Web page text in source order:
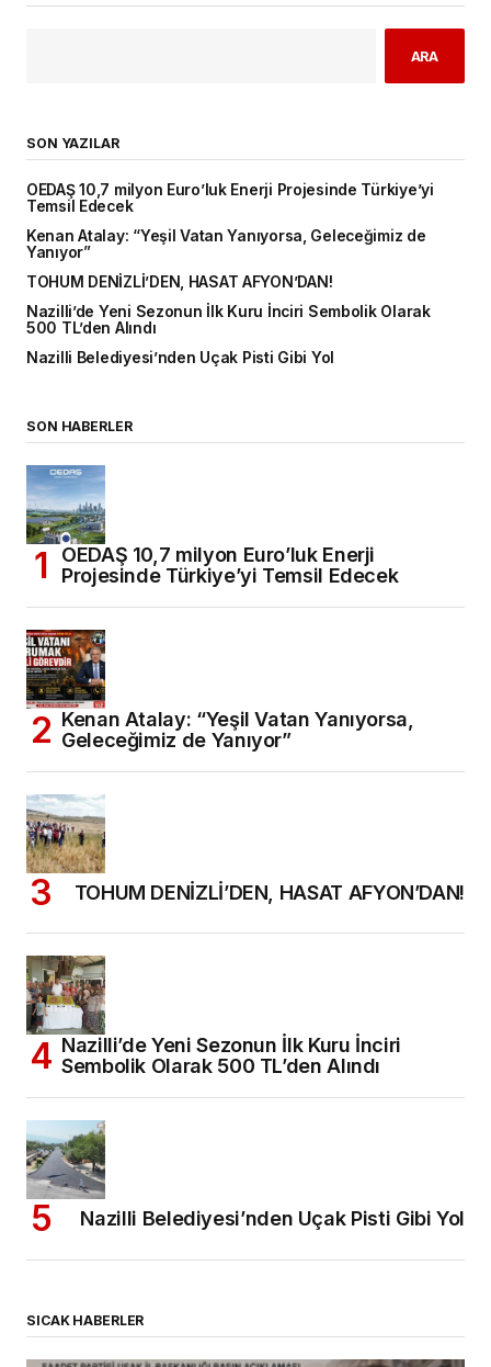
ARA
SON YAZILAR
OEDAŞ 10,7 milyon Euro’luk Enerji Projesinde Türkiye’yi
Temsil Edecek
Kenan Atalay: “Yeşil Vatan Yanıyorsa, Geleceğimiz de
Yanıyor”
TOHUM DENİZLİ’DEN, HASAT AFYON’DAN!
Nazilli’de Yeni Sezonun İlk Kuru İnciri Sembolik Olarak
500 TL’den Alındı
Nazilli Belediyesi’nden Uçak Pisti Gibi Yol
SON HABERLER
OEDAŞ 10,7 milyon Euro’luk Enerji
Projesinde Türkiye’yi Temsil Edecek
Kenan Atalay: “Yeşil Vatan Yanıyorsa,
Geleceğimiz de Yanıyor”
TOHUM DENİZLİ’DEN, HASAT AFYON’DAN!
Nazilli’de Yeni Sezonun İlk Kuru İnciri
Sembolik Olarak 500 TL’den Alındı
Nazilli Belediyesi’nden Uçak Pisti Gibi Yol
SICAK HABERLER